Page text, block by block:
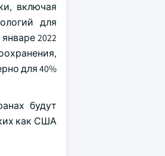
включая
для
2022
для 40%
будут
как США